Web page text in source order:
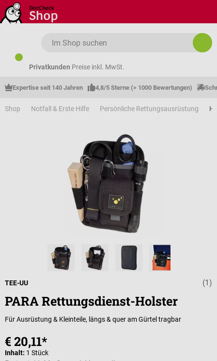
Zum Hauptinhalt springen
Privatkunden Preise inkl. MwSt.
Expertise seit 140 Jahren 4,8/5 Sterne (> 1000 Bewertungen)
Shop Notfall & Erste Hilfe Persönliche Rettungsausrüstung
(1)
TEE-UU
PARA Rettungsdienst-Holster
Für Ausrüstung & Kleinteile, längs & quer am Gürtel tragbar
€ 20,11*
Inhalt: 1 Stück